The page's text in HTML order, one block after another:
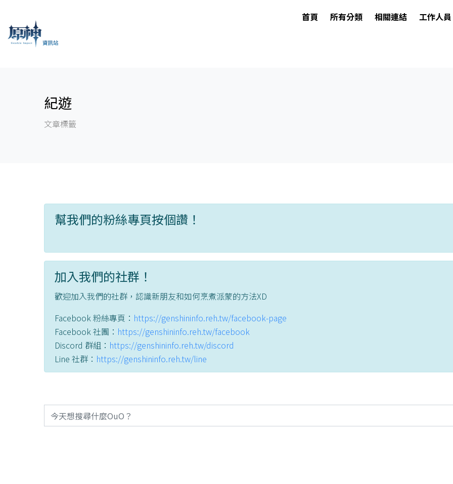
首頁 所有分類 相關連結 工作人員
紀遊
文章標籤
幫我們的粉絲專頁按個讚！
加入我們的社群！
歡迎加入我們的社群，認識新朋友和如何烹煮派蒙的方法XD
Facebook 粉絲專頁： https://genshininfo.reh.tw/facebook-page
Facebook 社團： https://genshininfo.reh.tw/facebook
Discord 群組： https://genshininfo.reh.tw/discord
Line 社群： https://genshininfo.reh.tw/line